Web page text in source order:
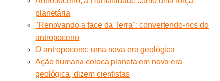
planetária
''Renovando a face da Terra'': convertendo-nos do
antropoceno
O antropoceno: uma nova era geológica
Ação humana coloca planeta em nova era
geológica, dizem cientistas